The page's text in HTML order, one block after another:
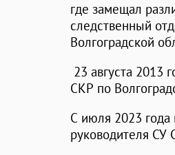
где замещал
следственный
Волгоградской
23 августа 2013
СКР по
С июля 2023
руководителя СУ